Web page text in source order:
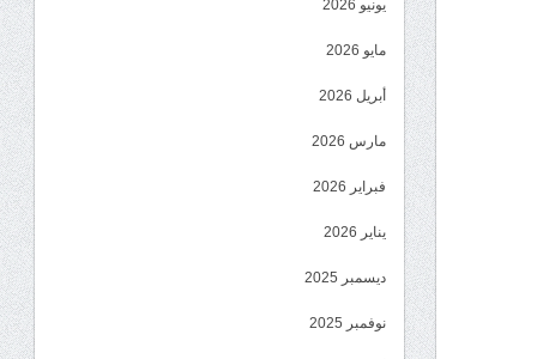
يونيو 2026
مايو 2026
أبريل 2026
مارس 2026
فبراير 2026
يناير 2026
ديسمبر 2025
نوفمبر 2025